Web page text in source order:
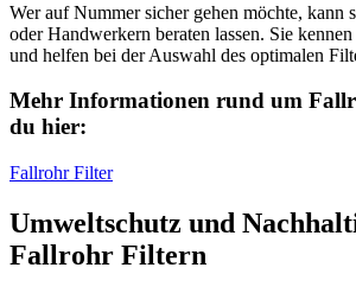
Wer auf Nummer sicher gehen möchte, kann
oder Handwerkern beraten lassen. Sie
und helfen bei der Auswahl des optimalen
Mehr Informationen rund um
du hier:
Fallrohr Filter
Umweltschutz und
Fallrohr Filtern